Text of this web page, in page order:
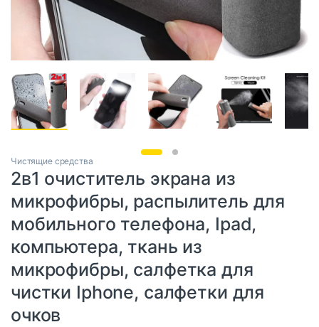
Чистящие средства
2в1 очиститель экрана из
микрофибры, распылитель для
мобильного телефона, Ipad,
компьютера, ткань из
микрофибры, салфетка для
чистки Iphone, салфетки для
очков